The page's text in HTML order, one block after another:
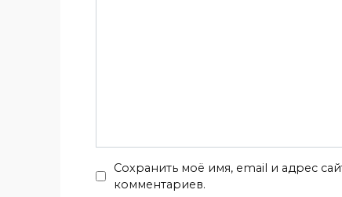
Сохранить моё имя, email и адрес
комментариев.